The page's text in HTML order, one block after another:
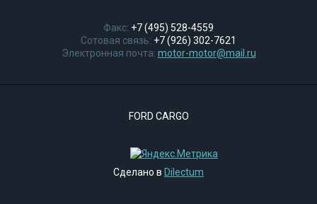
Факс: +7 (495) 528-4559
Сотовая связь: +7 (926) 302-7621
Электронная почта: motor-motor@mail.ru
FORD CARGO
Сделано в Dilectum